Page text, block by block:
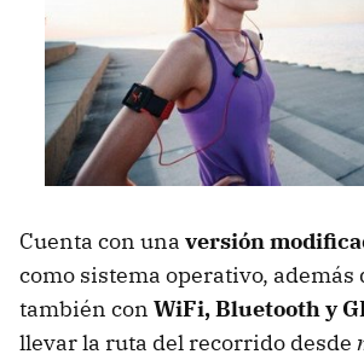
Cuenta con una versión
como sistema operativo, además
también con WiFi, Bluetooth y
llevar la ruta del recorrido desde